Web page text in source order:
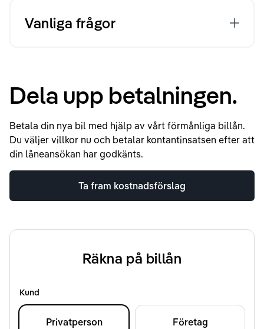
Vanliga frågor
Dela upp betalningen.
Betala din nya bil med hjälp av vårt förmånliga billån.
Du väljer villkor nu och betalar kontantinsatsen efter att
din låneansökan har godkänts.
Ta fram kostnadsförslag
Räkna på billån
Kund
Privatperson Företag